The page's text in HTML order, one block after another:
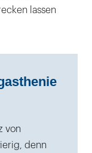
lassen
von
denn